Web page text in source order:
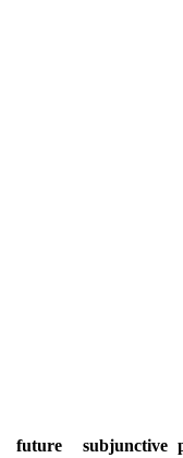
future subjunctive